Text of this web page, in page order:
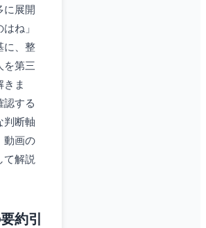
に展開
ね」
に、整
を第三
きま
認する
判断軸
動画の
て解説
約引